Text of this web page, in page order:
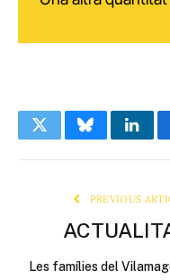
TwitterBluesky
PREVIOUS
Les famílies del